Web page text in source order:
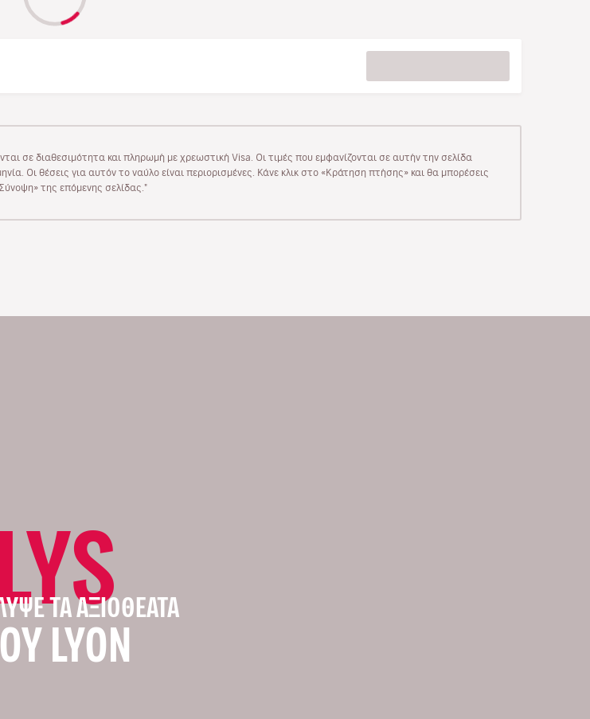
σε διαθεσιμότητα και πληρωμή με χρεωστική Visa. Οι τιμές που εμφανίζονται σε αυτήν την σελίδα
Οι θέσεις για αυτόν το ναύλο είναι περιορισμένες. Κάνε κλικ στο «Κράτηση πτήσης» και θα μπορέσεις
της επόμενης σελίδας."
LYS
ΤΑ ΑΞΙΟΘΈΑΤΑ
LYON